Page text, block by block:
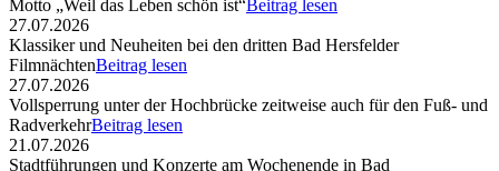
Motto „Weil das Leben schön ist“Beitrag lesen
27.07.2026
Klassiker und Neuheiten bei den dritten Bad Hersfelder
FilmnächtenBeitrag lesen
27.07.2026
Vollsperrung unter der Hochbrücke zeitweise auch für den Fuß- und
RadverkehrBeitrag lesen
21.07.2026
Stadtführungen und Konzerte am Wochenende in Bad